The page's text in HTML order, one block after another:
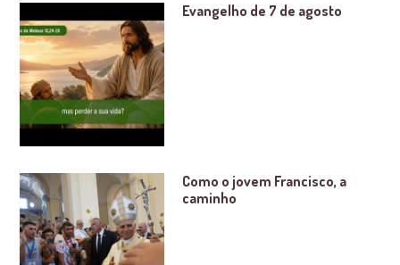
Evangelho de 7 de agosto
Como o jovem Francisco, a
caminho